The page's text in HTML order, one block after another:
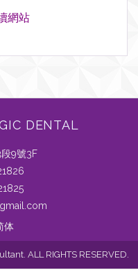
網站
DENTAL
9號3F
体
ALL RIGHTS RESERVED.